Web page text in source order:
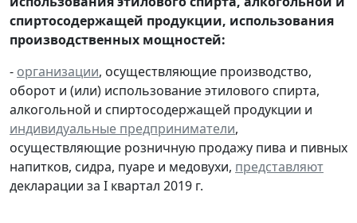
спиртосодержащей продукции, использования
производственных мощностей:
- организации, осуществляющие производство,
оборот и (или) использование этилового спирта,
алкогольной и спиртосодержащей продукции и
индивидуальные предприниматели,
осуществляющие розничную продажу пива и пивных
напитков, сидра, пуаре и медовухи, представляют
декларации за I квартал 2019 г.